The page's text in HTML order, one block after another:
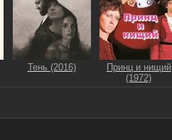
Тень (2016)
Принц и нищий
(1972)